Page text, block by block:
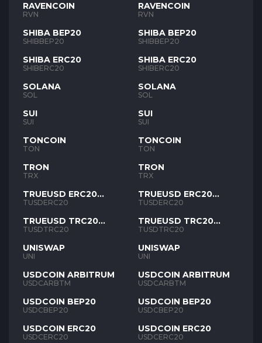
RAVENCOIN
RVN
SHIBA BEP20
SHIBBEP20
SHIBA ERC20
SHIBERC20
SOLANA
SOL
SUI
SUI
TONCOIN
TON
TRON
TRX
TRUEUSD ERC20
TUSD
TUSDERC20
TRUEUSD TRC20
TUSD
TUSDTRC20
UNISWAP
UNI
USDCOIN ARBITRUM
USDCARBTM
USDCOIN BEP20
USDCBEP20
USDCOIN ERC20
USDCERC20
RAVENCOIN
RVN
SHIBA BEP20
SHIBBEP20
SHIBA ERC20
SHIBERC20
SOLANA
SOL
SUI
SUI
TONCOIN
TON
TRON
TRX
TRUEUSD ERC20
TUSD
TUSDERC20
TRUEUSD TRC20
TUSD
TUSDTRC20
UNISWAP
UNI
USDCOIN ARBITRUM
USDCARBTM
USDCOIN BEP20
USDCBEP20
USDCOIN ERC20
USDCERC20